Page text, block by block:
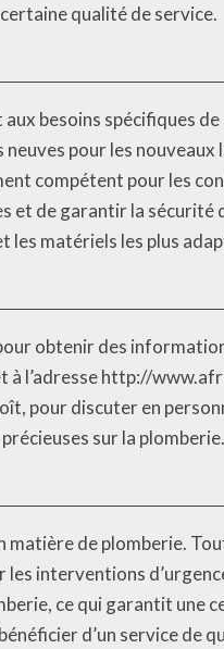
qualité de service.
besoins spécifiques
pour les
compétent pour les
de garantir la sécurité
matériels les plus
obtenir des
l’adresse http://
pour discuter en
sur la plomberie.
matière de plomberie.
interventions
ce qui garantit une
d’un service de